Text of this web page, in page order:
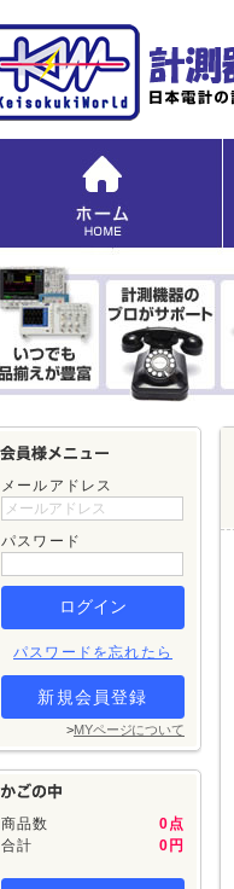
メールアドレス
パスワード
パスワードを忘れたら
新規会員登録
>MYページについて
商品数
0点
合計
0円